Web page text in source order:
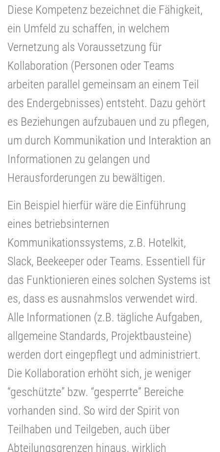
Diese Kompetenz bezeichnet die Fähigkeit,
ein Umfeld zu schaffen, in welchem
Vernetzung als Voraussetzung für
Kollaboration (Personen oder Teams
arbeiten parallel gemeinsam an einem Teil
des Endergebnisses) entsteht. Dazu gehört
es Beziehungen aufzubauen und zu pflegen,
um durch Kommunikation und Interaktion an
Informationen zu gelangen und
Herausforderungen zu bewältigen.
Ein Beispiel hierfür wäre die Einführung
eines betriebsinternen
Kommunikationssystems, z.B. Hotelkit,
Slack, Beekeeper oder Teams. Essentiell für
das Funktionieren eines solchen Systems ist
es, dass es ausnahmslos verwendet wird.
Alle Informationen (z.B. tägliche Aufgaben,
allgemeine Standards, Projektbausteine)
werden dort eingepflegt und administriert.
Die Kollaboration erhöht sich, je weniger
“geschützte” bzw. “gesperrte” Bereiche
vorhanden sind. So wird der Spirit von
Teilhaben und Teilgeben, auch über
Abteilungsgrenzen hinaus, wirklich